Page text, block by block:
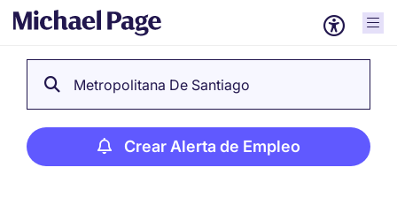
Metropolitana De Santiago
Crear Alerta de Empleo